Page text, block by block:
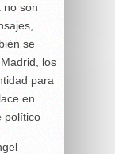
no son
se
los
para
en
político